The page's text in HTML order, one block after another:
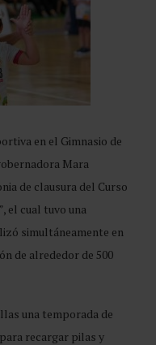
en el Gimnasio de
Mara
de clausura del Curso
el cual tuvo una
simultáneamente en
de alrededor de 500
una temporada de
recargar pilas y